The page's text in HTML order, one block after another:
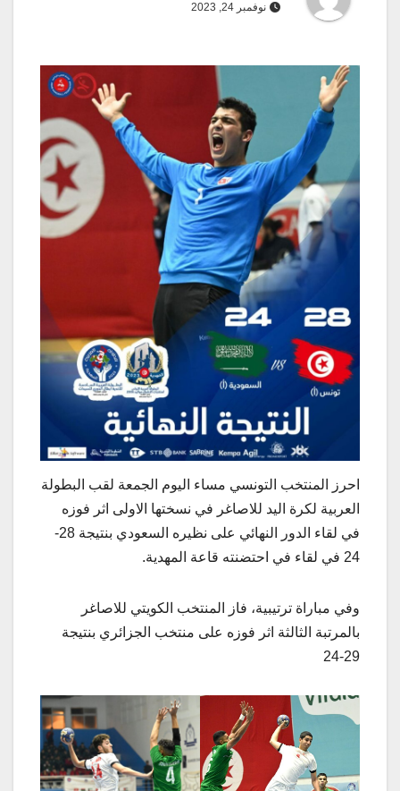
نوفمبر 24, 2023
احرز المنتخب التونسي مساء اليوم الجمعة لقب البطولة
العربية لكرة اليد للاصاغر في نسختها الاولى اثر فوزه
في لقاء الدور النهائي على نظيره السعودي بنتيجة 28-
24 في لقاء في احتضنته قاعة المهدية.
وفي مباراة ترتيبية، فاز المنتخب الكويتي للاصاغر
بالمرتبة الثالثة اثر فوزه على منتخب الجزائري بنتيجة
29-24